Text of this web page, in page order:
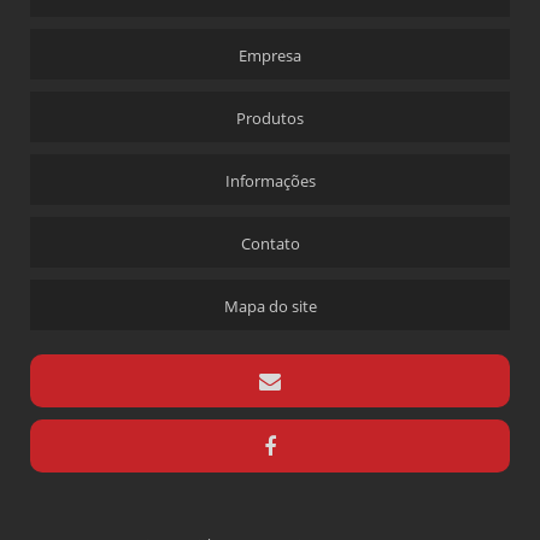
Empresa
Produtos
Informações
Contato
Mapa do site